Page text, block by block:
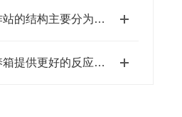
厌氧工作站的结构主要分为这四个部分
厌氧培养箱提供更好的反应能力和可控性